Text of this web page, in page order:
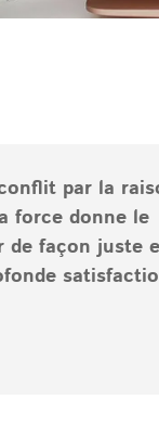
par la
force donne le
de façon juste